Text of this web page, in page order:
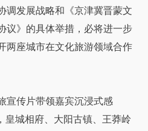
调发展战略和《京津冀晋蒙文
议》的具体举措，必将进一步
两座城市在文化旅游领域合作
传片带领嘉宾沉浸式感
皇城相府、大阳古镇、王莽岭